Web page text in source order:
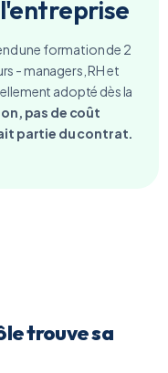
une formation de 2
- managers, RH et
adopté dès la
pas de coût
partie du contrat.
trouve sa